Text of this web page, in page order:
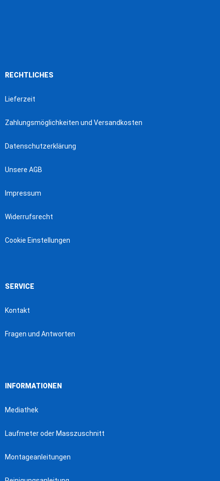
RECHTLICHES
Lieferzeit
Zahlungsmöglichkeiten und Versandkosten
Datenschutzerklärung
Unsere AGB
Impressum
Widerrufsrecht
Cookie Einstellungen
SERVICE
Kontakt
Fragen und Antworten
INFORMATIONEN
Mediathek
Laufmeter oder Masszuschnitt
Montageanleitungen